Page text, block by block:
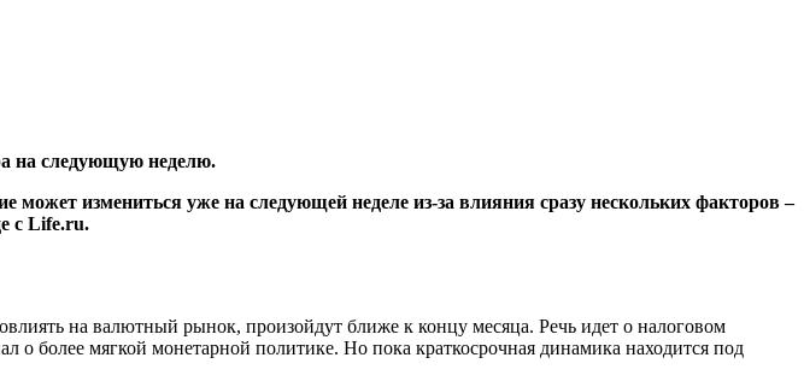
на следующую неделю.
измениться уже на следующей неделе из-за влияния сразу нескольких факторов –
с Life.ru.
на валютный рынок, произойдут ближе к концу месяца. Речь идет о налоговом
о более мягкой монетарной политике. Но пока краткосрочная динамика находится под